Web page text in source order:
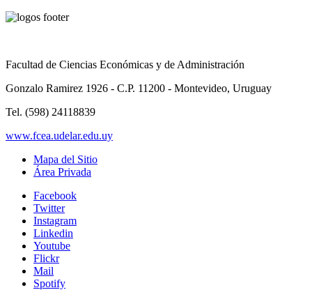
Facultad de Ciencias Económicas y de Administración
Gonzalo Ramirez 1926 - C.P. 11200 - Montevideo, Uruguay
Tel. (598) 24118839
www.fcea.udelar.edu.uy
Mapa del Sitio
Área Privada
Facebook
Twitter
Instagram
Linkedin
Youtube
Flickr
Mail
Spotify